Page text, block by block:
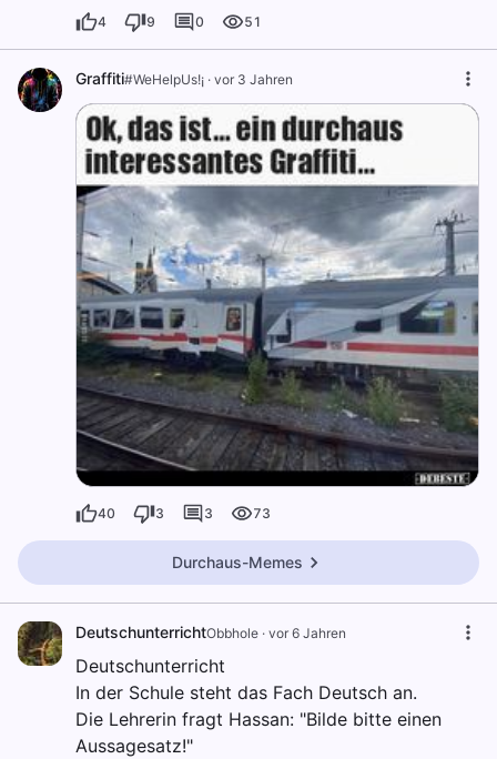
4 9 0 51
Graffiti#WeHelpUs!¡ · vor 3 Jahren
40 3 3 73
Durchaus-Memes
DeutschunterrichtObbhole · vor 6 Jahren
Deutschunterricht
In der Schule steht das Fach Deutsch an.
Die Lehrerin fragt Hassan: "Bilde bitte einen
Aussagesatz!"